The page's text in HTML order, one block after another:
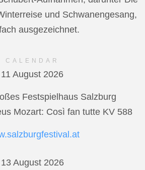
und Schwanengesang,
ausgezeichnet.
CALENDAR
11 August 2026
Festspielhaus Salzburg
Mozart: Così fan tutte KV 588
13 August 2026